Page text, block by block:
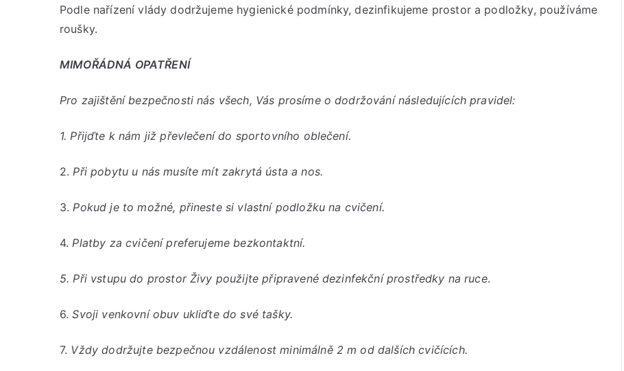
opět
Podle nařízení vlády dodržujeme hygienické podmínky, dezinfikujeme prostor a podložky, používáme
roušky.
MIMOŘÁDNÁ OPATŘENÍ
Pro zajištění bezpečnosti nás všech, Vás prosíme o dodržování následujících pravidel:
1. Přijďte k nám již převlečení do sportovního oblečení.
2.Při pobytu u nás musíte mít zakrytá ústa a nos.
3.Pokud je to možné, přineste si vlastní podložku na cvičení.
4.Platby za cvičení preferujeme bezkontaktní.
5.Při vstupu do prostor Živy použijte připravené dezinfekční prostředky na ruce.
6.Svoji venkovní obuv ukliďte do své tašky.
7. Vždy dodržujte bezpečnou vzdálenost minimálně 2 m od dalších cvičících.